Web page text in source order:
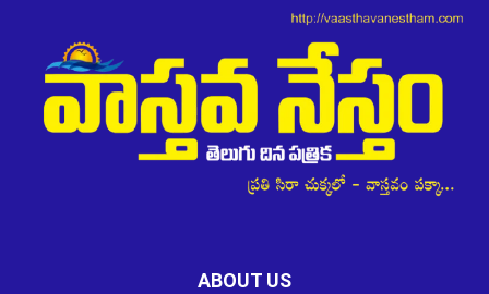
ABOUT US